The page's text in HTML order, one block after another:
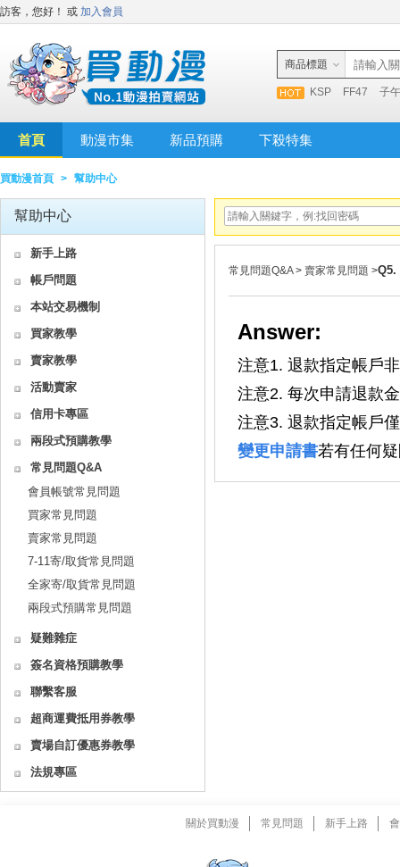
訪客，您好！ 或 加入會員
商品標題
KSP FF47 子
首頁 動漫市集 新品預購 下殺特集
買動漫首頁 > 幫助中心
幫助中心
新手上路
帳戶問題
本站交易機制
買家教學
賣家教學
活動賣家
信用卡專區
兩段式預購教學
常見問題Q&A
會員帳號常見問題
買家常見問題
賣家常見問題
7-11寄/取貨常見問題
全家寄/取貨常見問題
兩段式預購常見問題
疑難雜症
簽名資格預購教學
聯繫客服
超商運費抵用券教學
賣場自訂優惠券教學
法規專區
常見問題Q&A> 賣家常見問題 >Q5.
Answer:
注意1. 退款指定帳戶
注意2. 每次申請退款
注意3. 退款指定帳戶
變更申請書若有任何
關於買動漫 常見問題 新手上路